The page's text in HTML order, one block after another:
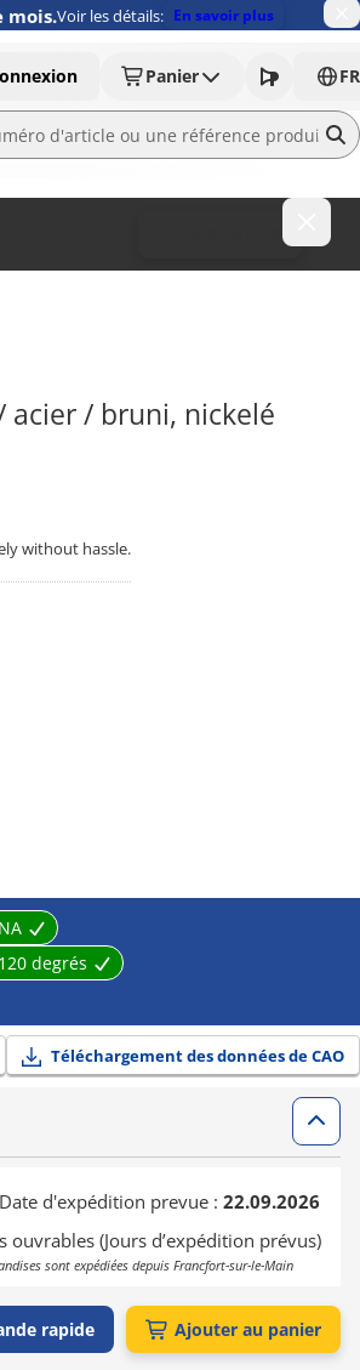
mois.Voir les détails: En savoir plus
Panier FR
acier / bruni, nickelé
without hassle.
NA
degrés
Téléchargement des données de CAO
Date d'expédition prevue : 22.09.2026
ouvrables (Jours d’expédition prévus)
sont expédiées depuis Francfort-sur-le-Main
rapide Ajouter au panier